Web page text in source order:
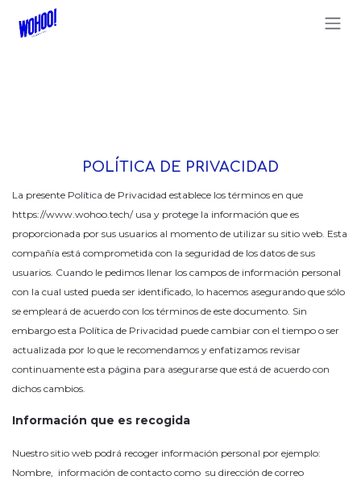
Ir al contenido
POLÍTICA DE PRIVACIDAD
La presente Política de Privacidad establece los términos en que
https://www.wohoo.tech/ usa y protege la información que es
proporcionada por sus usuarios al momento de utilizar su sitio web. Esta
compañía está comprometida con la seguridad de los datos de sus
usuarios. Cuando le pedimos llenar los campos de información personal
con la cual usted pueda ser identificado, lo hacemos asegurando que sólo
se empleará de acuerdo con los términos de este documento. Sin
embargo esta Política de Privacidad puede cambiar con el tiempo o ser
actualizada por lo que le recomendamos y enfatizamos revisar
continuamente esta página para asegurarse que está de acuerdo con
dichos cambios.
Información que es recogida
Nuestro sitio web podrá recoger información personal por ejemplo:
Nombre, información de contacto como su dirección de correo